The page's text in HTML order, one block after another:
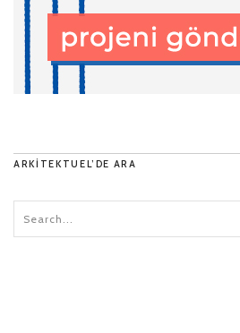
ARKITEKTUEL’DE ARA